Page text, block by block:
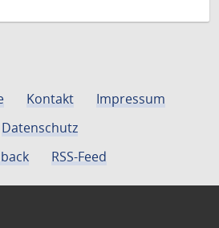
Kontakt
Impressum
Datenschutz
RSS-Feed